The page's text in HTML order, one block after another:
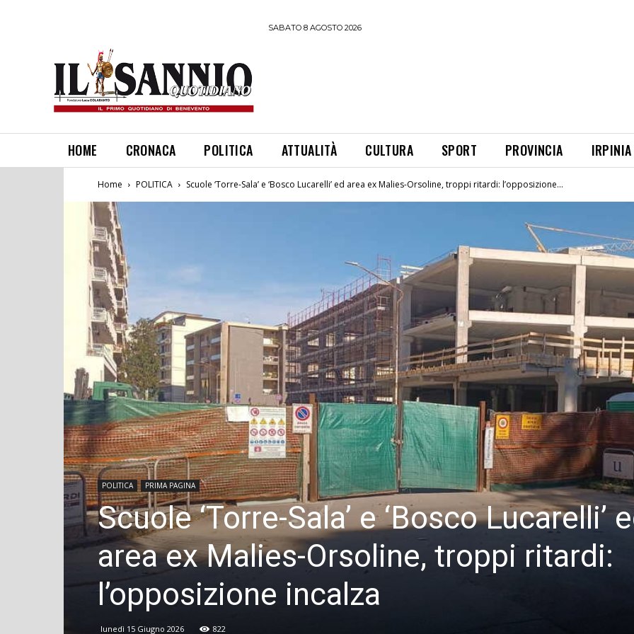
SABATO 8 AGOSTO 2026
HOME CRONACA POLITICA ATTUALITÀ CULTURA SPORT PROVINCIA IRPINIA
Home POLITICA Scuole ‘Torre-Sala’ e ‘Bosco Lucarelli’ ed area ex Malies-Orsoline, troppi ritardi: l’opposizione...
POLITICA PRIMA PAGINA
Scuole ‘Torre-Sala’ e ‘Bosco Lucarelli’
area ex Malies-Orsoline, troppi ritardi:
l’opposizione incalza
lunedì 15 Giugno 2026 822